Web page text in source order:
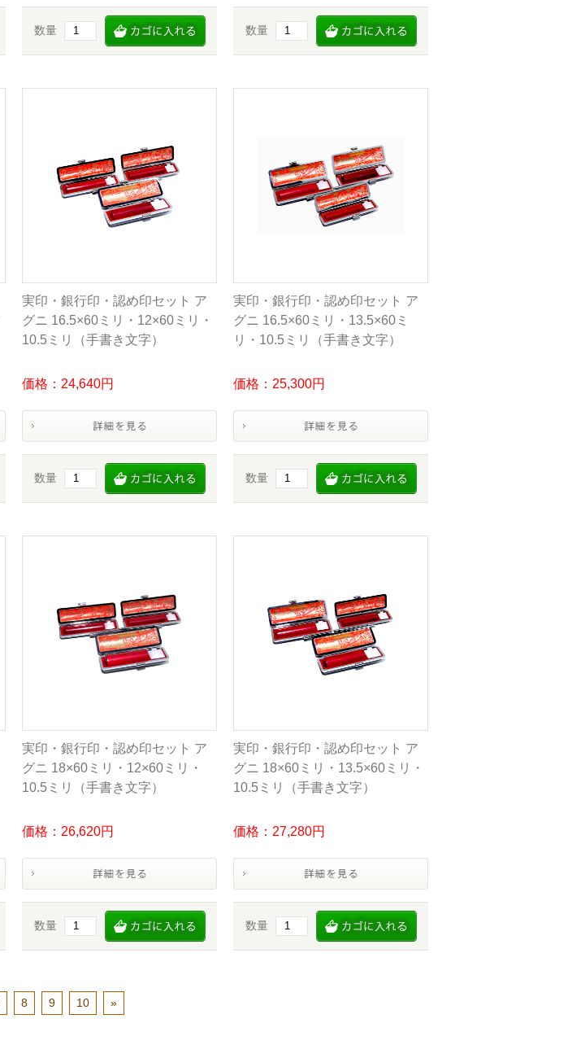
数量 数量
実印・銀行印・認め印セット ア
グニ 16.5×60ミリ・12×60ミリ・
10.5ミリ（手書き文字）
価格：24,640円
数量
実印・銀行印・認め印セット ア
グニ 16.5×60ミリ・13.5×60ミ
リ・10.5ミリ（手書き文字）
価格：25,300円
数量
実印・銀行印・認め印セット ア
グニ 18×60ミリ・12×60ミリ・
10.5ミリ（手書き文字）
価格：26,620円
数量
実印・銀行印・認め印セット ア
グニ 18×60ミリ・13.5×60ミリ・
10.5ミリ（手書き文字）
価格：27,280円
数量
8 9 10 »